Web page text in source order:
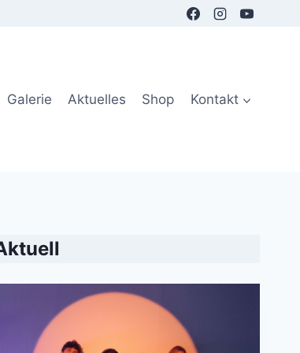
Galerie Aktuelles Shop Kontakt